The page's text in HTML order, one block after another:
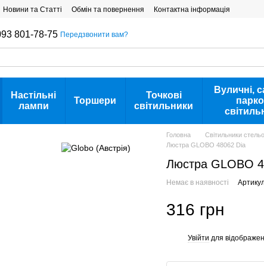
Новини та Статті Обмін та повернення Контактна інформація
801-78-75 Передзвонити вам?
Настільні
лампи
Торшери
Точкові
світильники
Вуличні,
Головна Світильники
Люстра GLOBO 48062 Dia
Люстра GLOBO
Немає в наявності
316 грн
Увійти для